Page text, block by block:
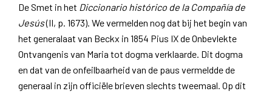
De Smet in het Diccionario histórico de la Compañía de
Jesús(II, p. 1673). We vermelden nog dat bij het begin van
het generalaat van Beckx in 1854 Pius IX de Onbevlekte
Ontvangenis van Maria tot dogma verklaarde. Dit dogma
en dat van de onfeilbaarheid van de paus vermeldde de
generaal in zijn officiële brieven slechts tweemaal. Op dit